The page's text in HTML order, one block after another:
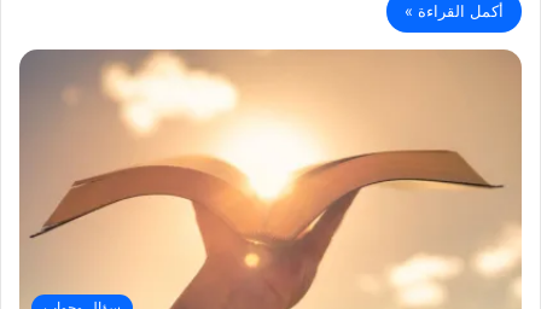
أكمل القراءة »